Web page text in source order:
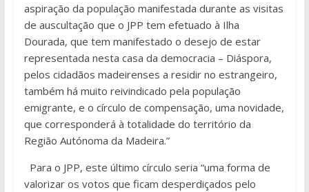
aspiração da população manifestada durante as visitas
de auscultação que o JPP tem efetuado à Ilha
Dourada, que tem manifestado o desejo de estar
representada nesta casa da democracia – Diáspora,
pelos cidadãos madeirenses a residir no estrangeiro,
também há muito reivindicado pela população
emigrante, e o círculo de compensação, uma novidade,
que corresponderá à totalidade do território da
Região Autónoma da Madeira.”
Para o JPP, este último círculo seria “uma forma de
valorizar os votos que ficam desperdiçados pelo